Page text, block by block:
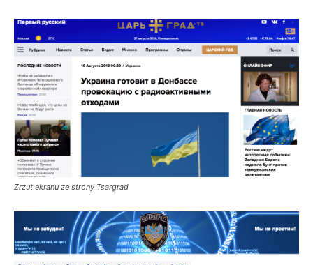
Zrzut ekranu ze strony Tsargrad